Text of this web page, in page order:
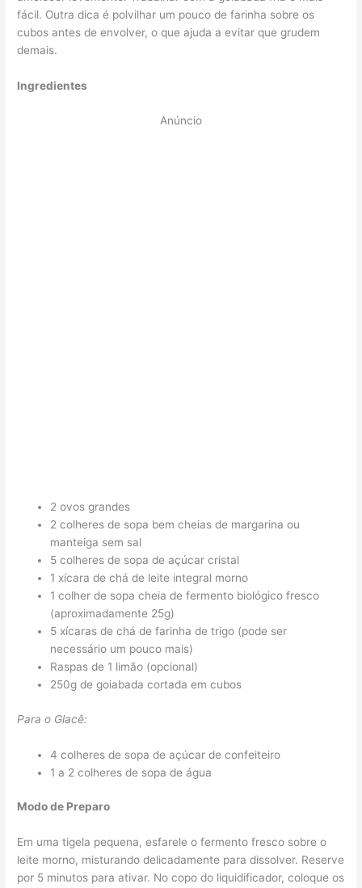
fácil. Outra dica é polvilhar um pouco de farinha sobre os
cubos antes de envolver, o que ajuda a evitar que grudem
demais.
Ingredientes
Anúncio
2 ovos grandes
2 colheres de sopa bem cheias de margarina ou
manteiga sem sal
5 colheres de sopa de açúcar cristal
1 xícara de chá de leite integral morno
1 colher de sopa cheia de fermento biológico fresco
(aproximadamente 25g)
5 xícaras de chá de farinha de trigo (pode ser
necessário um pouco mais)
Raspas de 1 limão (opcional)
250g de goiabada cortada em cubos
Para o Glacê:
4 colheres de sopa de açúcar de confeiteiro
1 a 2 colheres de sopa de água
Modo de Preparo
Em uma tigela pequena, esfarele o fermento fresco sobre o
leite morno, misturando delicadamente para dissolver. Reserve
por 5 minutos para ativar. No copo do liquidificador, coloque os